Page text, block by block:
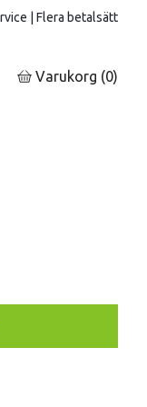
| Flera betalsätt
Varukorg (0)